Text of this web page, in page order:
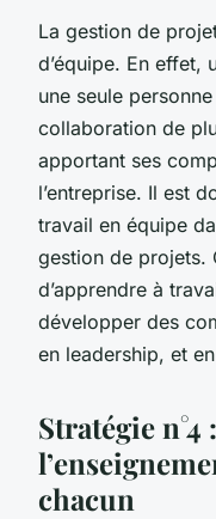
La gestion de
d’équipe. En effet,
une seule
collaboration de
apportant ses
l’entreprise. Il est
travail en équipe
gestion de projets.
d’apprendre à
développer des
en leadership, et
Stratégie n°4
chacun